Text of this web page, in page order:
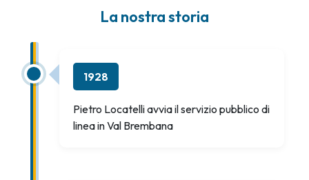
La nostra storia
1928
Pietro Locatelli avvia il servizio pubblico di
linea in Val Brembana